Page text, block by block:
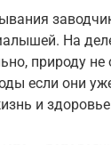
На
природу
если они
и